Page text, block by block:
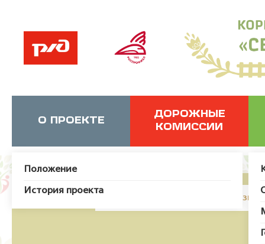
О ПРОЕКТЕ
Положение
История проекта
ДОРОЖНЫЕ
КОМИССИИ
JUser: :_load: Не удалось